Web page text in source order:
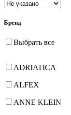
Бренд
Выбрать все
ADRIATICA
ALFEX
ANNE KLEIN